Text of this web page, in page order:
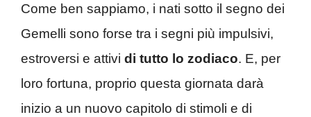
Come ben sappiamo, i nati sotto il segno dei
Gemelli sono forse tra i segni più impulsivi,
estroversi e attivi di tutto lo zodiaco. E, per
loro fortuna, proprio questa giornata darà
inizio a un nuovo capitolo di stimoli e di